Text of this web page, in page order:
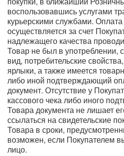
воспользовавшись услугами
курьерскими службами.
осуществляется за счет
надлежащего качества
Товар не был в употреблении,
вид, потребительские
ярлыки, а также имеется
либо иной подтверждающий
документ. Отсутствие у
кассового чека либо иного
Товара документа не лишает
ссылаться на свидетельские
Товара в сроки,
возможен, если Покупателем
лицо.